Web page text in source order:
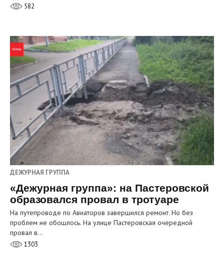
582
ДЕЖУРНАЯ ГРУППА
«Дежурная группа»: на Пастеровской
образовался провал в тротуаре
На путепроводе по Авиаторов завершился ремонт. Но без
проблем не обошлось. На улице Пастеровская очередной
провал в…
1303